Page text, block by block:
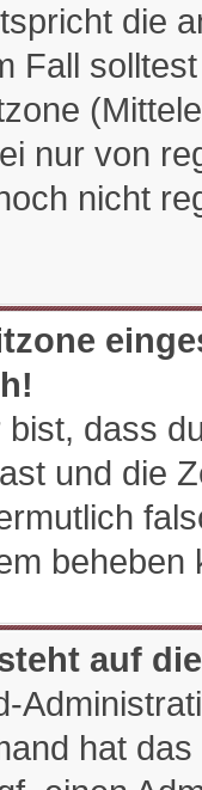
die
Fall
nur von
nicht
dass
und die
beheben
auf
hat